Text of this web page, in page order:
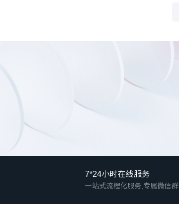
7*24小时在线服务
一站式流程化服务,专属微信群